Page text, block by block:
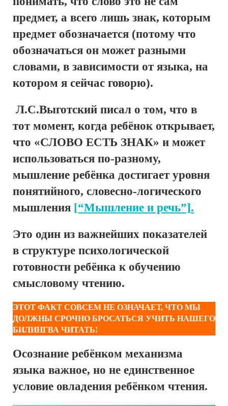
предмет, а всего лишь знак, которым
предмет обозначается (потому что
обозначаться он может разными
словами, в зависимости от языка, на
котором я сейчас говорю).
Л.С.Выготский писал о том, что в
тот момент, когда ребёнок открывает,
что «СЛОВО ЕСТЬ ЗНАК» и может
использоваться по-разному,
мышление ребёнка достигает уровня
понятийного, словесно-логического
мышления [“Мышление и речь”].
Это один из важнейших показателей
в структуре психологической
готовности ребёнка к обучению
смысловому чтению.
ЭТОТ ФАКТ СОВСЕМ НЕ ОЗНАЧАЕТ, ЧТО МЫ
ДОЛЖНЫ СРОЧНО БРОСАТЬСЯ УЧИТЬ НАШЕГО
БИЛИНГВА ЧИТАТЬ!
Осознание ребёнком механизма
языка важное, но не единственное
условие овладения ребёнком чтения.